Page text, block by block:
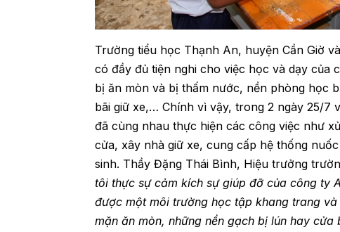
Trường tiểu học Thạnh An, huyện Cần Giờ
có đầy đủ tiện nghi cho việc học và dạy của
bị ăn mòn và bị thấm nước, nền phòng học
bãi giữ xe,… Chính vì vậy, trong 2 ngày 25/7
đã cùng nhau thực hiện các công việc như
cửa, xây nhà giữ xe, cung cấp hệ thống
sinh. Thầy Đặng Thái Bình, Hiệu trưởng
tôi thực sự cảm kích sự giúp đỡ của công ty
được một môi trường học tập khang trang
mặn ăn mòn, những nền gạch bị lún hay